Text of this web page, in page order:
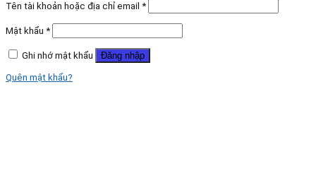
Tên tài khoản hoặc địa chỉ email *
Mật khẩu *
Ghi nhớ mật khẩu Đăng nhập
Quên mật khẩu?